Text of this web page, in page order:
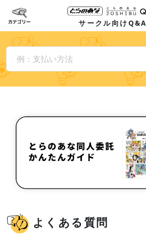
サークル向けQ&A
よくある質問